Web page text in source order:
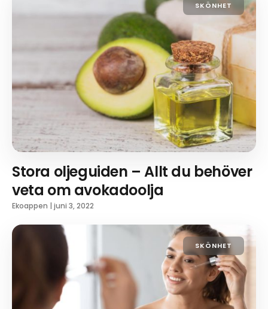
SKÖNHET
Stora oljeguiden – Allt du behöver
veta om avokadoolja
Ekoappen | juni 3, 2022
SKÖNHET